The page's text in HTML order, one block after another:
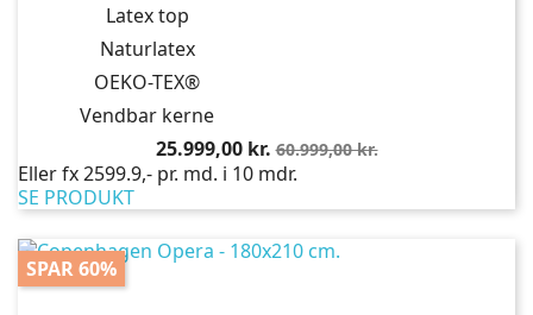
Latex top
Naturlatex
OEKO-TEX®
Vendbar kerne
Pris
25.999,00 kr.Normalpris
60.999,00 kr.
Eller fx 2599.9,- pr. md. i 10 mdr.
SE PRODUKT
SPAR 60%